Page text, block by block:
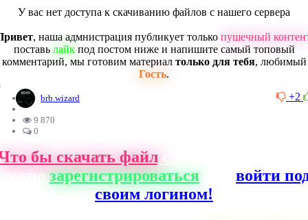
У вас нет доступа к скачиванию файлов с нашего сервера
, наша адмнистрация публикует только пушечный
поставь лайкпод постом ниже и напишите самый топовый
комментарий, мы готовим материал только для тебя, любимый
Гость.
+2
brb.wizard
9 870
0
бы скачать файлс нашего сайта,
зарегистрироваться
войти
своим логином!